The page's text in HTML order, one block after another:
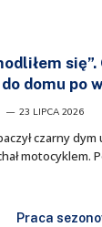
się”.
domu po
23 LIPCA 2026
czarny
motocyklem.
Praca